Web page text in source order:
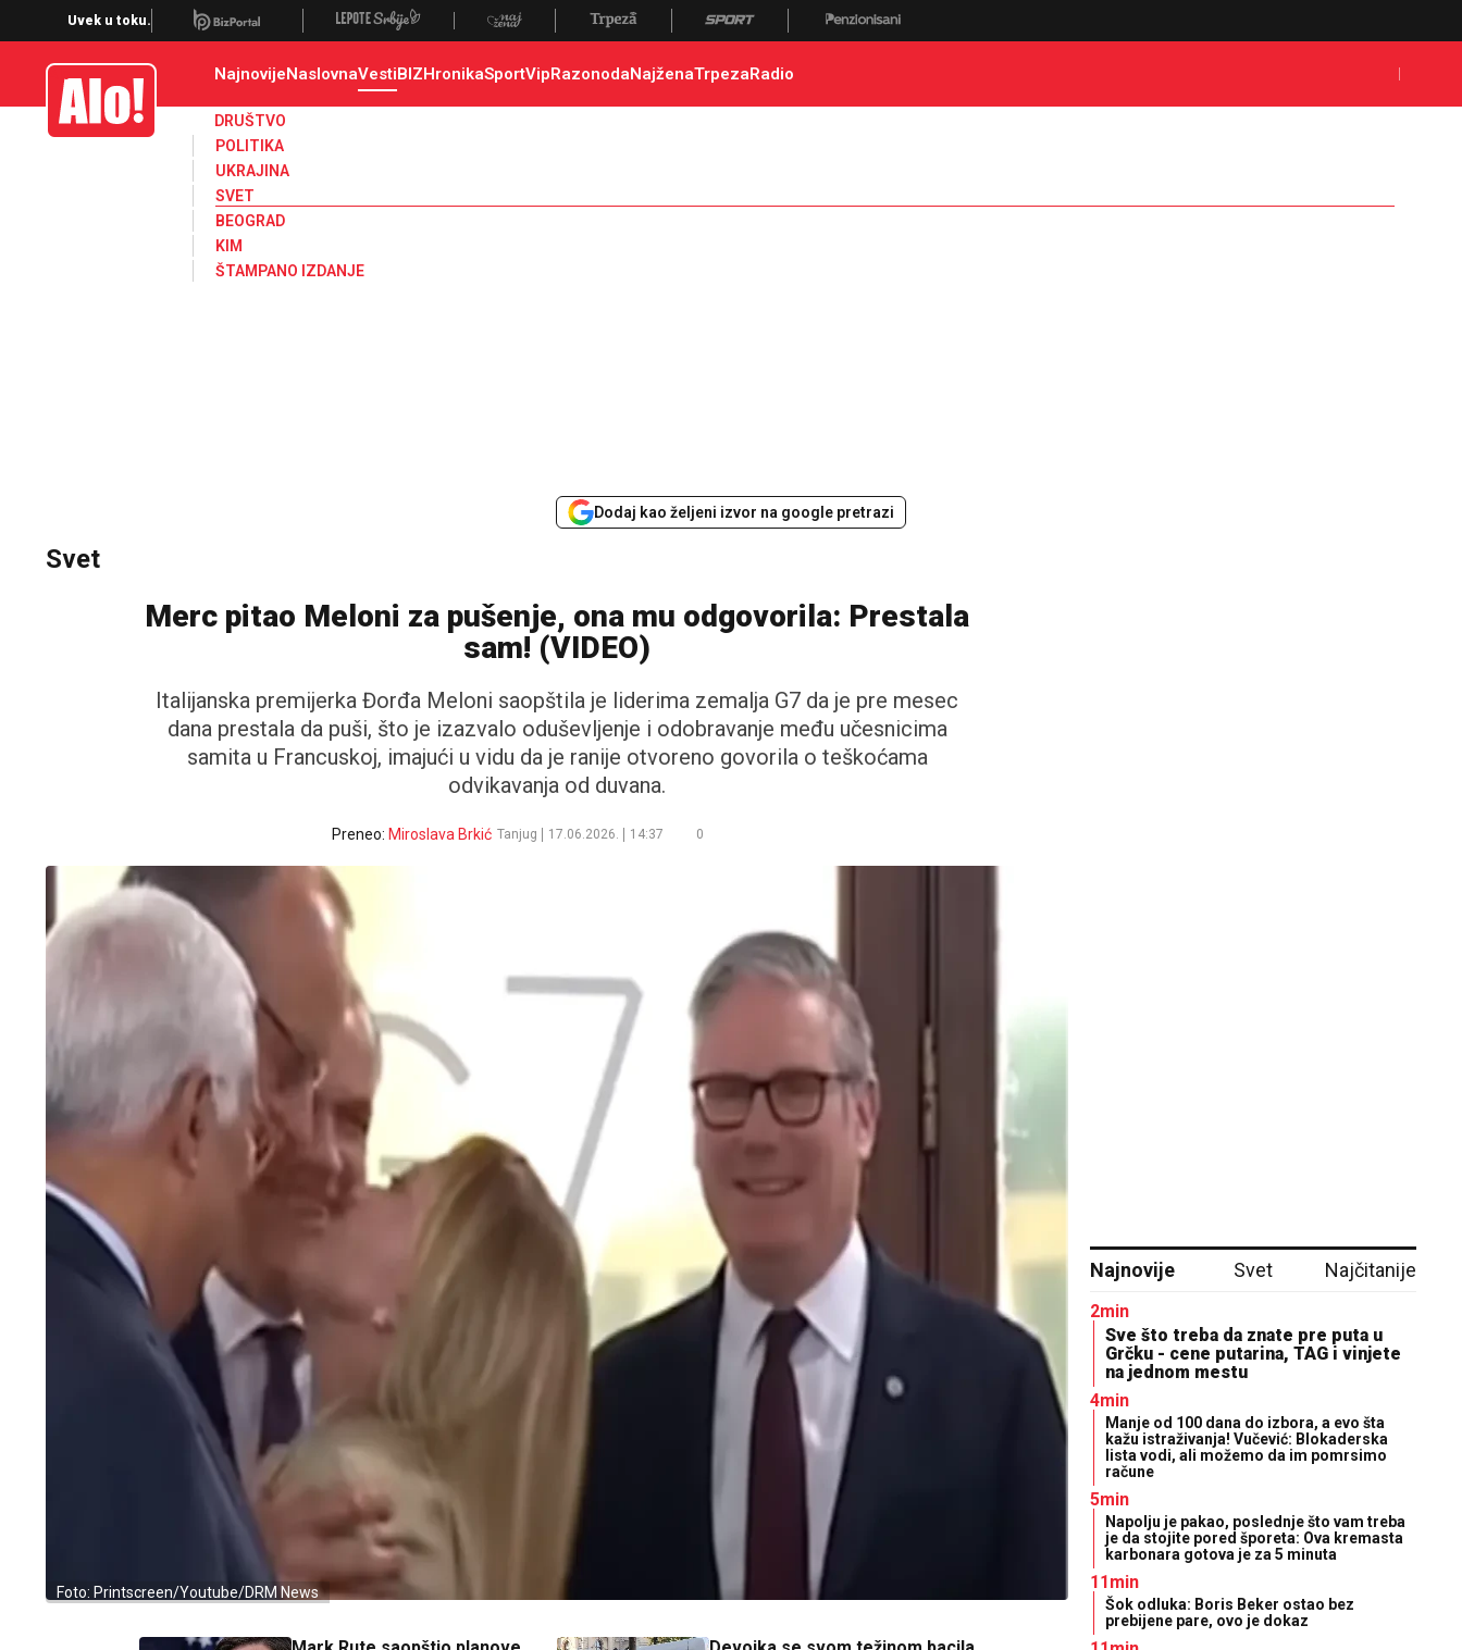
Svet, Ruske vesti, Planeta, Region
Uvek u toku.
Alo NajnovijeNaslovnaVestiBIZHronikaSportVipRazonodaNajženaTrpezaRadio
DRUŠTVO
POLITIKA
UKRAJINA
SVET
BEOGRAD
KIM
ŠTAMPANO IZDANJE
Dodaj kao željeni izvor na google pretrazi
Svet
Merc pitao Meloni za pušenje, ona mu odgovorila: Prestala
sam! (VIDEO)
Italijanska premijerka Đorđa Meloni saopštila je liderima zemalja G7 da je pre mesec
dana prestala da puši, što je izazvalo oduševljenje i odobravanje među učesnicima
samita u Francuskoj, imajući u vidu da je ranije otvoreno govorila o teškoćama
odvikavanja od duvana.
Preneo: Miroslava Brkić Tanjug 17.06.2026. 14:37 0
Foto: Printscreen/Youtube/DRM News
Najnovije Svet Najčitanije
2min
Sve što treba da znate pre puta u
Grčku - cene putarina, TAG i vinjete
na jednom mestu
4min
Manje od 100 dana do izbora, a evo šta
kažu istraživanja! Vučević: Blokaderska
lista vodi, ali možemo da im pomrsimo
račune
5min
Napolju je pakao, poslednje što vam treba
je da stojite pored šporeta: Ova kremasta
karbonara gotova je za 5 minuta
11min
Šok odluka: Boris Beker ostao bez
prebijene pare, ovo je dokaz